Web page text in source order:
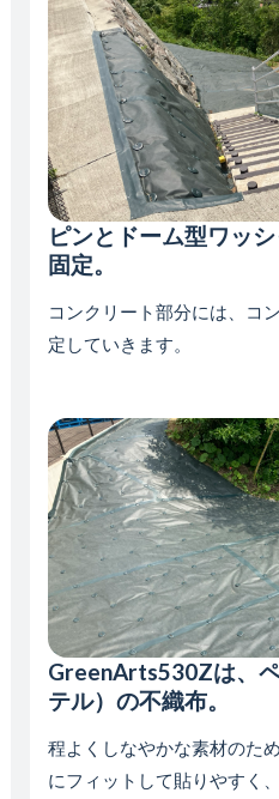
ピンとドーム型ワッ
固定。
コンクリート部分には、コ
定していきます。
GreenArts530Zは、
テル）の不織布。
程よくしなやかな素材のた
にフィットして貼りやすく